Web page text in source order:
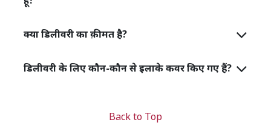
क्या डिलीवरी का क़ीमत है?
डिलीवरी के लिए कौन-कौन से इलाके कवर किए गए हैं?
Back to Top